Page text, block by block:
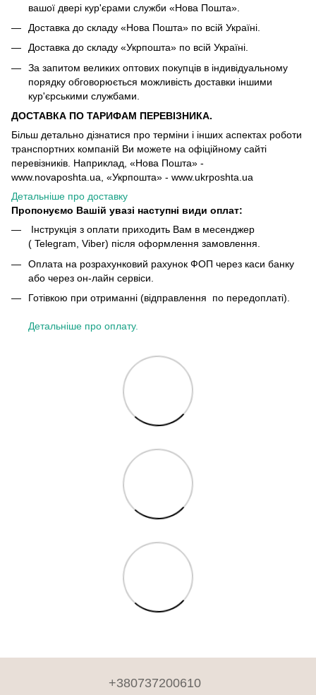
вашої двері кур'єрами служби «Нова Пошта».
Доставка до складу «Нова Пошта» по всій Україні.
Доставка до складу «Укрпошта» по всій Україні.
За запитом великих оптових покупців в індивідуальному
порядку обговорюється можливість доставки іншими
кур'єрськими службами.
ДОСТАВКА ПО ТАРИФАМ ПЕРЕВІЗНИКА.
Більш детально дізнатися про терміни і інших аспектах роботи
транспортних компаній Ви можете на офіційному сайті
перевізників. Наприклад, «Нова Пошта» -
www.novaposhta.ua, «Укрпошта» - www.ukrposhta.ua
Детальніше про доставку
Пропонуємо Вашій увазі наступні види оплат:
Інструкція з оплати приходить Вам в месенджер
( Telegram, Viber) після оформлення замовлення.
Оплата на розрахунковий рахунок ФОП через каси банку
або через он-лайн сервіси.
Готівкою при отриманні (відправлення по передоплаті).
Детальніше про оплату.
+380737200610